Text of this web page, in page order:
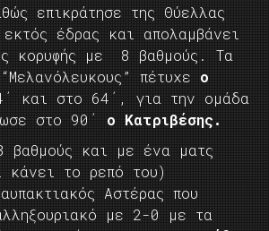
επικράτησε της Θύελλας
έδρας και απολαμβάνει
κορυφής με 8 βαθμούς. Τα
πέτυχε ο
και στο 64΄, για την ομάδα
στο 90΄ ο Κατριβέσης.
βαθμούς και με ένα ματς
κάνει το ρεπό του)
Αστέρας που
με 2-0 με τα